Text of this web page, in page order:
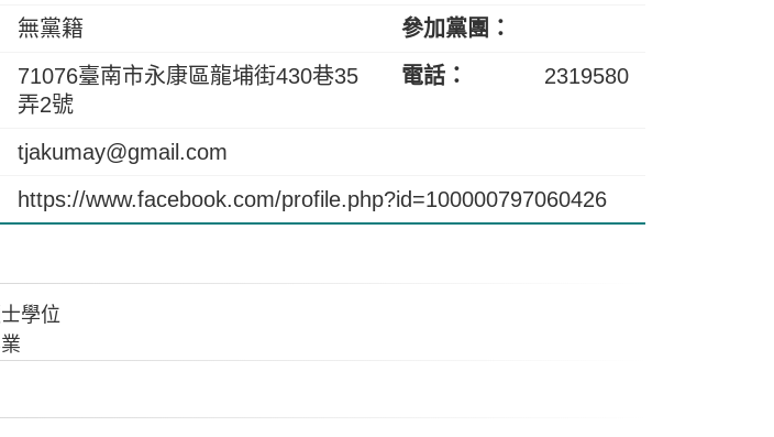
無黨籍
參加黨團：
71076臺南市永康區龍埔街430巷35
弄2號
電話： 2319580
tjakumay@gmail.com
https://www.facebook.com/profile.php?id=100000797060426
學位